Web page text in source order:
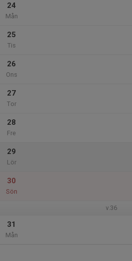
24
Mån
25
Tis
26
Ons
27
Tor
28
Fre
29
Lör
30
Sön
v.36
31
Mån